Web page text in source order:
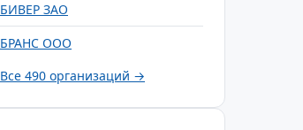
БИВЕР ЗАО
БРАНС ООО
Все 490 организаций →